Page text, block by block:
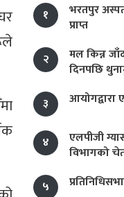
१
भरतपुर
प्राप्त
२
मल किन्न
दिनपछि
३
४
एलपीजी
विभागको
५